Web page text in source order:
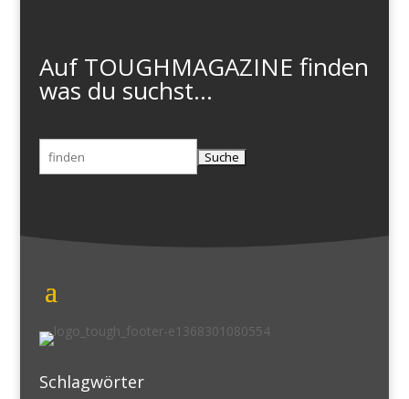
Auf TOUGHMAGAZINE finden
was du suchst...
Suchen
nach:
Schlagwörter